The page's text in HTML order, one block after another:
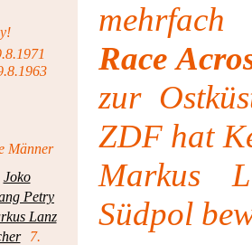
Männer
Joko
Petry
Lanz
7.
mehrfach
Race
zur
ZDF hat
Markus
Südpol